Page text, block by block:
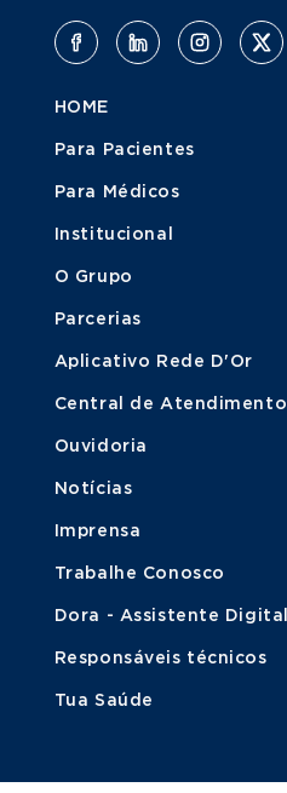
HOME
Para Pacientes
Para Médicos
Institucional
O Grupo
Parcerias
Aplicativo Rede D'Or
Central de Atendimento
Ouvidoria
Notícias
Imprensa
Trabalhe Conosco
Dora - Assistente Digital
Responsáveis técnicos
Tua Saúde